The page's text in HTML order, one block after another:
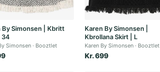
By Simonsen | Kbritt
34
Simonsen Booztlet
Karen By Simonsen |
Kbrollana Skirt | L
Karen By Simonsen Booztlet
Kr. 699